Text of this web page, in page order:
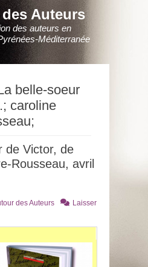
Auteurs
des auteurs en
Méditerranée
belle-soeur
caroline
de Victor, de
Rousseau, avril
des Auteurs
Laisser